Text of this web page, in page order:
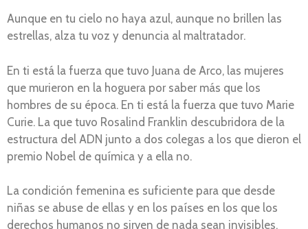
Aunque en tu cielo no haya azul, aunque no brillen las
estrellas, alza tu voz y denuncia al maltratador.
En ti está la fuerza que tuvo Juana de Arco, las mujeres
que murieron en la hoguera por saber más que los
hombres de su época. En ti está la fuerza que tuvo Marie
Curie. La que tuvo Rosalind Franklin descubridora de la
estructura del ADN junto a dos colegas a los que dieron el
premio Nobel de química y a ella no.
La condición femenina es suficiente para que desde
niñas se abuse de ellas y en los países en los que los
derechos humanos no sirven de nada sean invisibles.